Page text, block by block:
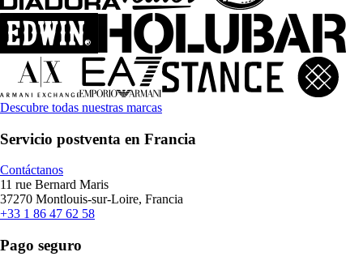
Descubre todas nuestras marcas
Servicio postventa en Francia
Contáctanos
11 rue Bernard Maris
37270 Montlouis-sur-Loire, Francia
+33 1 86 47 62 58
Pago seguro